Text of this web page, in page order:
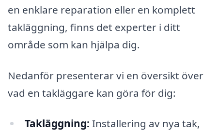
en enklare reparation eller en komplett
takläggning, finns det experter i ditt
område som kan hjälpa dig.
Nedanför presenterar vi en översikt över
vad en takläggare kan göra för dig:
Takläggning: Installering av nya tak,